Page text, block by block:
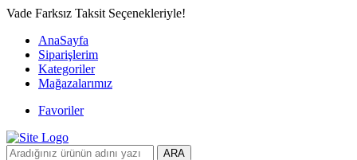
Vade Farksız Taksit Seçenekleriyle!
AnaSayfa
Siparişlerim
Kategoriler
Mağazalarımız
Favoriler
ARA